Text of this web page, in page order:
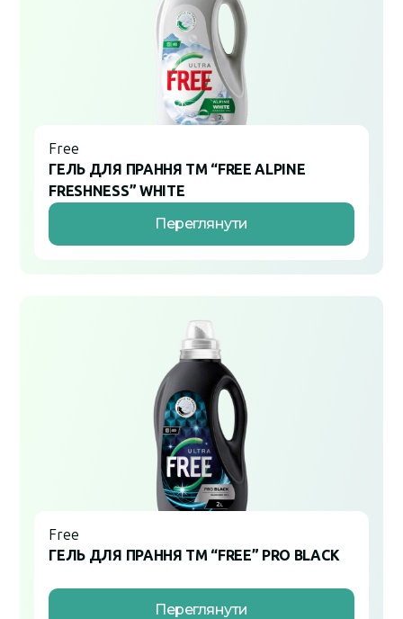
Free
ГЕЛЬ ДЛЯ ПРАННЯ ТМ “FREE ALPINE
FRESHNESS” WHITE
Переглянути
Free
ГЕЛЬ ДЛЯ ПРАННЯ ТМ “FREE” PRO BLACK
Переглянути